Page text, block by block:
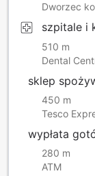
Dworzec
szpitale i
510 m
Dental
sklep
450 m
Tesco
wypłata
280 m
ATM